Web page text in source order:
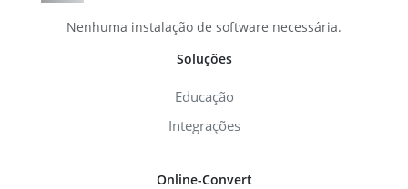
Nenhuma instalação de software necessária.
Soluções
Educação
Integrações
Online-Convert